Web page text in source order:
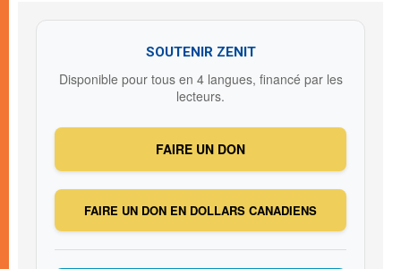
SOUTENIR ZENIT
Disponible pour tous en 4 langues, financé par les
lecteurs.
FAIRE UN DON
FAIRE UN DON EN DOLLARS CANADIENS